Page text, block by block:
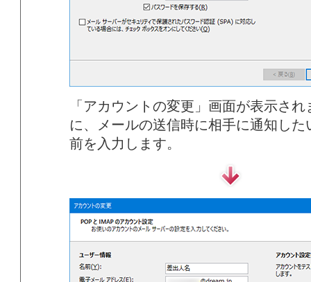
「アカウントの変更」画面が表示さ
に、メールの送信時に相手に通知し
前を入力します。